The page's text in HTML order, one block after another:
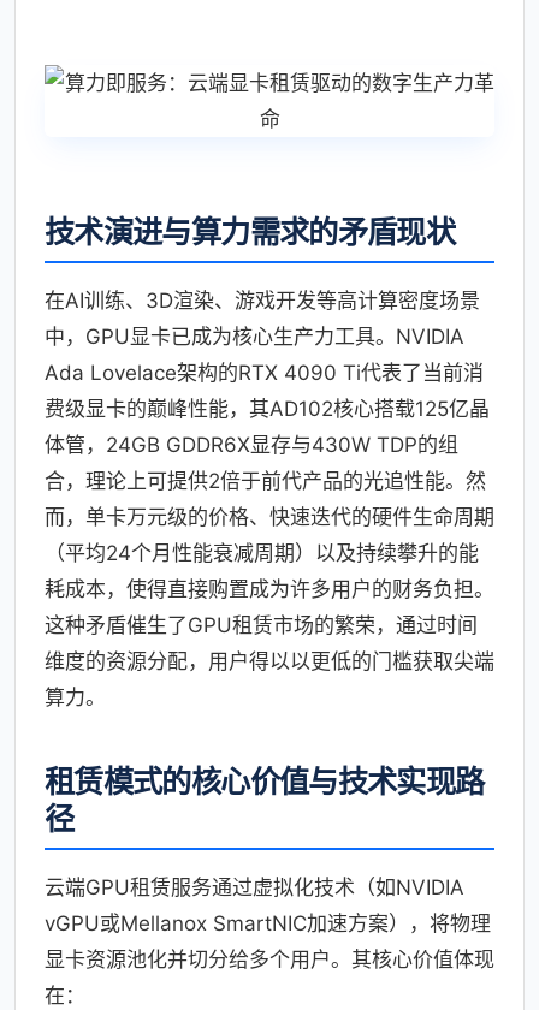
技术演进与算力需求的矛盾现状
在AI训练、3D渲染、游戏开发等高计算密度场景
中，GPU显卡已成为核心生产力工具。NVIDIA
Ada Lovelace架构的RTX 4090 Ti代表了当前消
费级显卡的巅峰性能，其AD102核心搭载125亿晶
体管，24GB GDDR6X显存与430W TDP的组
合，理论上可提供2倍于前代产品的光追性能。然
而，单卡万元级的价格、快速迭代的硬件生命周期
（平均24个月性能衰减周期）以及持续攀升的能
耗成本，使得直接购置成为许多用户的财务负担。
这种矛盾催生了GPU租赁市场的繁荣，通过时间
维度的资源分配，用户得以以更低的门槛获取尖端
算力。
租赁模式的核心价值与技术实现路
径
云端GPU租赁服务通过虚拟化技术（如NVIDIA
vGPU或Mellanox SmartNIC加速方案），将物理
显卡资源池化并切分给多个用户。其核心价值体现
在：